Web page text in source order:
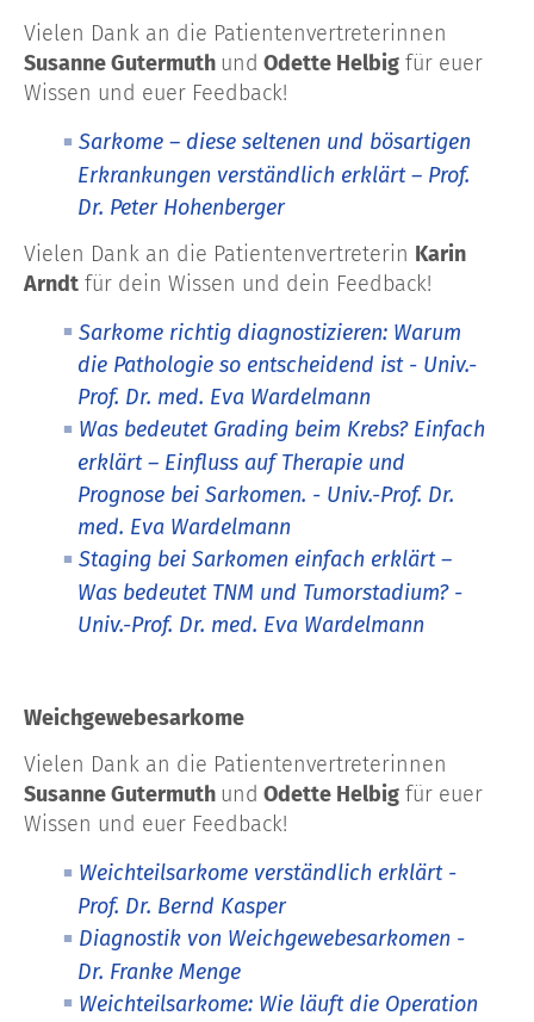
Vielen Dank an die Patientenvertreterinnen
Susanne Gutermuth und Odette Helbig für euer
Wissen und euer Feedback!
Sarkome – diese seltenen und bösartigen
Erkrankungen verständlich erklärt – Prof.
Dr. Peter Hohenberger
Vielen Dank an die Patientenvertreterin Karin
Arndt für dein Wissen und dein Feedback!
Sarkome richtig diagnostizieren: Warum
die Pathologie so entscheidend ist - Univ.-
Prof. Dr. med. Eva Wardelmann
Was bedeutet Grading beim Krebs? Einfach
erklärt – Einfluss auf Therapie und
Prognose bei Sarkomen. - Univ.-Prof. Dr.
med. Eva Wardelmann
Staging bei Sarkomen einfach erklärt –
Was bedeutet TNM und Tumorstadium? -
Univ.-Prof. Dr. med. Eva Wardelmann
Weichgewebesarkome
Vielen Dank an die Patientenvertreterinnen
Susanne Gutermuth und Odette Helbig für euer
Wissen und euer Feedback!
Weichteilsarkome verständlich erklärt -
Prof. Dr. Bernd Kasper
Diagnostik von Weichgewebesarkomen -
Dr. Franke Menge
Weichteilsarkome: Wie läuft die Operation